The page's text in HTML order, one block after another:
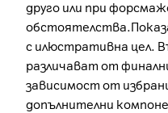
друго или при
с илюстративна цел.
различават от
зависимост от
допълнителни